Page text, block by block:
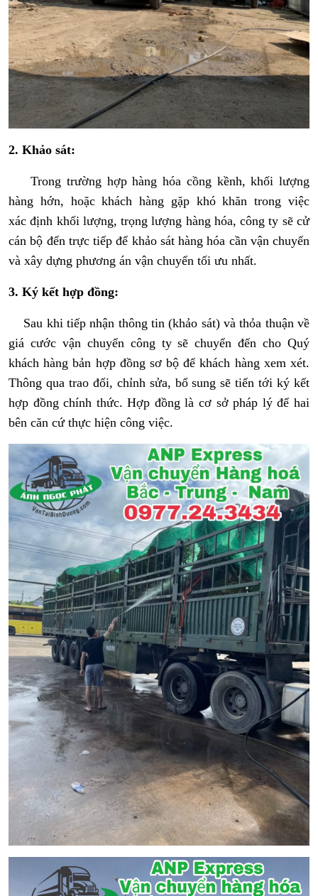
2. Khảo sát:
Trong trường hợp hàng hóa cồng kềnh, khối lượng
hàng hớn, hoặc khách hàng gặp khó khăn trong việc
xác định khối lượng, trọng lượng hàng hóa, công ty sẽ cử
cán bộ đến trực tiếp để khảo sát hàng hóa cần vận chuyển
và xây dựng phương án vận chuyển tối ưu nhất.
3. Ký kết hợp đồng:
Sau khi tiếp nhận thông tin (khảo sát) và thỏa thuận về
giá cước vận chuyển công ty sẽ chuyển đến cho Quý
khách hàng bản hợp đồng sơ bộ để khách hàng xem xét.
Thông qua trao đổi, chỉnh sửa, bổ sung sẽ tiến tới ký kết
hợp đồng chính thức. Hợp đồng là cơ sở pháp lý để hai
bên căn cứ thực hiện công việc.